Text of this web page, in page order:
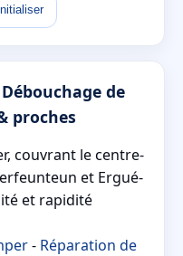
de
proches
couvrant le centre-
et Ergué-
et rapidité
- Réparation de